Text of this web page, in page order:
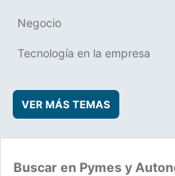
Negocio
Tecnología en la empresa
VER MÁS TEMAS